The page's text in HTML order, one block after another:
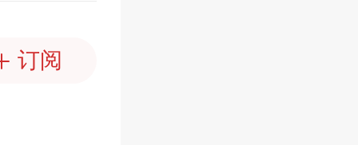
订阅